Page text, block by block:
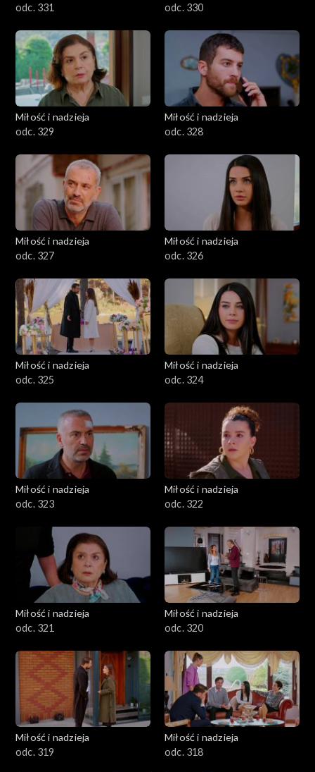
odc. 331
odc. 330
Miłość i nadzieja
odc. 329
Miłość i nadzieja
odc. 328
Miłość i nadzieja
odc. 327
Miłość i nadzieja
odc. 326
Miłość i nadzieja
odc. 325
Miłość i nadzieja
odc. 324
Miłość i nadzieja
odc. 323
Miłość i nadzieja
odc. 322
Miłość i nadzieja
odc. 321
Miłość i nadzieja
odc. 320
Miłość i nadzieja
odc. 319
Miłość i nadzieja
odc. 318